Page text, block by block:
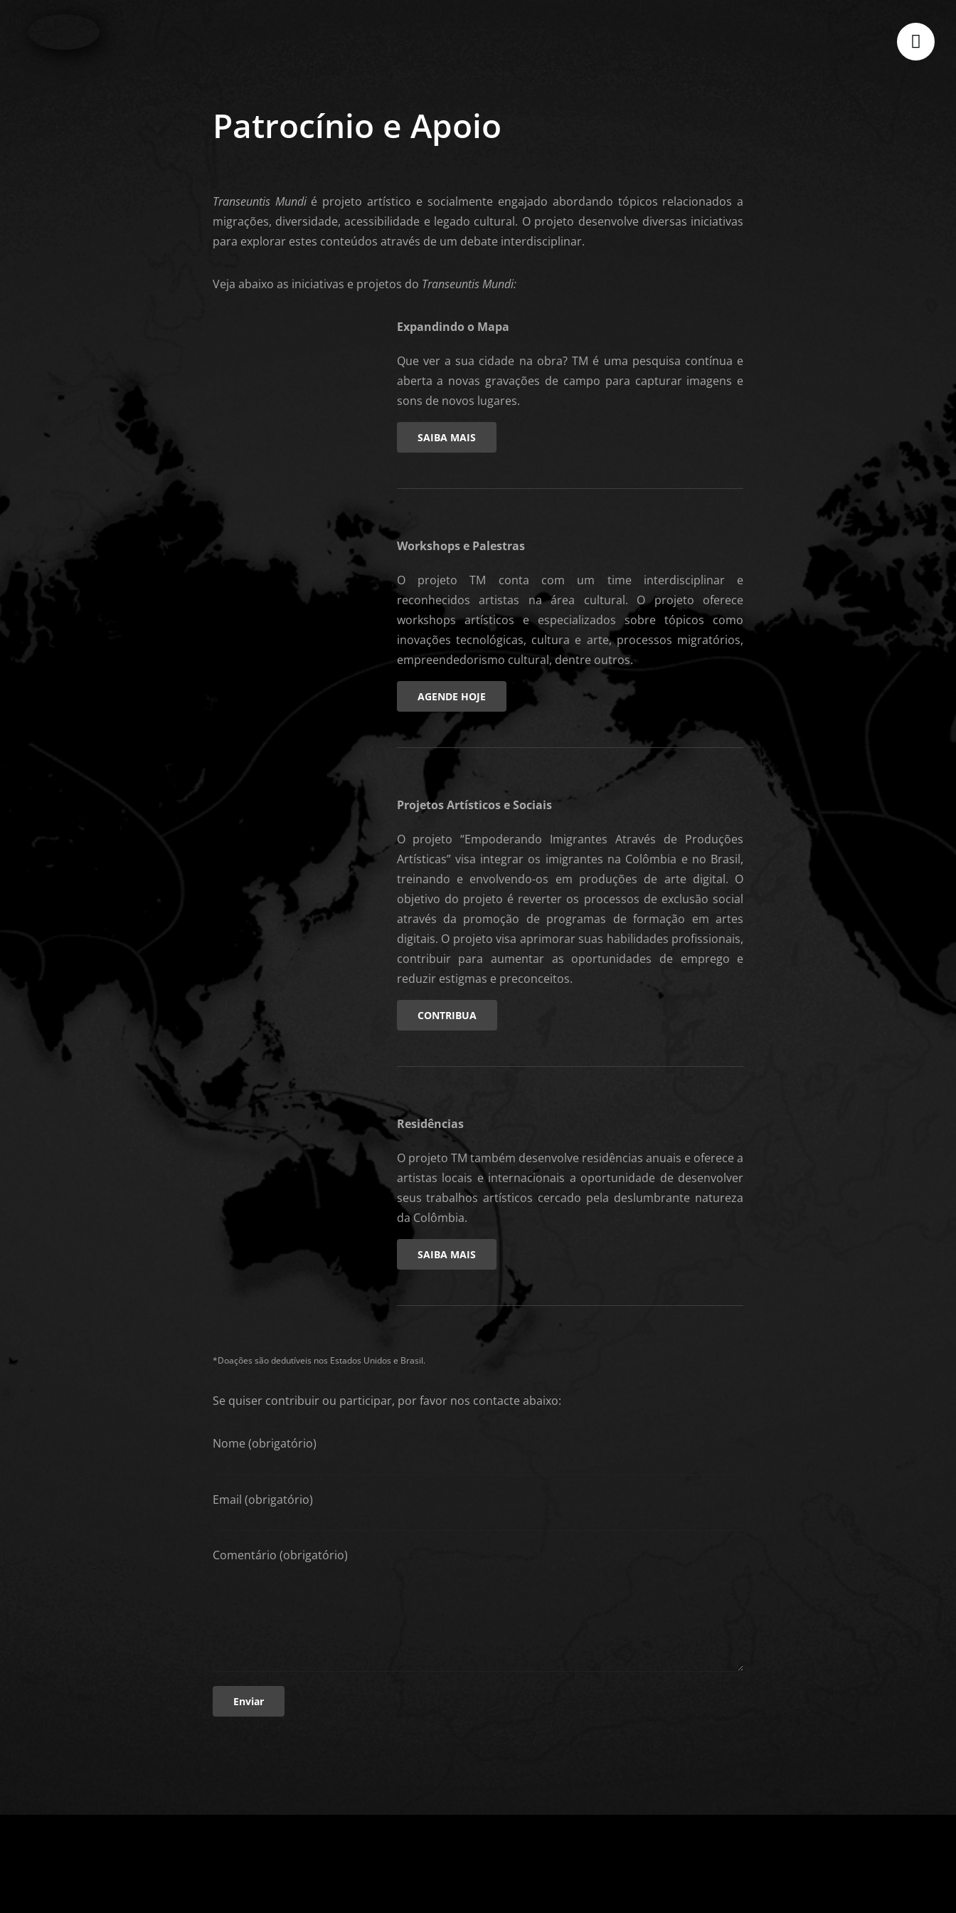
Patrocínio e Apoio
Transeuntis Mundié projeto artístico e socialmente engajado abordando tópicos relacionados a
migrações, diversidade, acessibilidade e legado cultural. O projeto desenvolve diversas iniciativas
para explorar estes conteúdos através de um debate interdisciplinar.
Veja abaixo as iniciativas e projetos do Transeuntis Mundi:
Expandindo o Mapa
Que ver a sua cidade na obra? TM é uma pesquisa contínua e
aberta a novas gravações de campo para capturar imagens e
sons de novos lugares.
SAIBA MAIS
Workshops e Palestras
O projeto TM conta com um time interdisciplinar e
reconhecidos artistas na área cultural. O projeto oferece
workshops artísticos e especializados sobre tópicos como
inovações tecnológicas, cultura e arte, processos migratórios,
empreendedorismo cultural, dentre outros.
AGENDE HOJE
Projetos Artísticos e Sociais
O projeto “Empoderando Imigrantes Através de Produções
Artísticas” visa integrar os imigrantes na Colômbia e no Brasil,
treinando e envolvendo-os em produções de arte digital. O
objetivo do projeto é reverter os processos de exclusão social
através da promoção de programas de formação em artes
digitais. O projeto visa aprimorar suas habilidades profissionais,
contribuir para aumentar as oportunidades de emprego e
reduzir estigmas e preconceitos.
CONTRIBUA
Residências
O projeto TM também desenvolve residências anuais e oferece a
artistas locais e internacionais a oportunidade de desenvolver
seus trabalhos artísticos cercado pela deslumbrante natureza
da Colômbia.
SAIBA MAIS
*Doações são dedutíveis nos Estados Unidos e Brasil.
Se quiser contribuir ou participar, por favor nos contacte abaixo:
Nome (obrigatório)
Email (obrigatório)
Comentário (obrigatório)